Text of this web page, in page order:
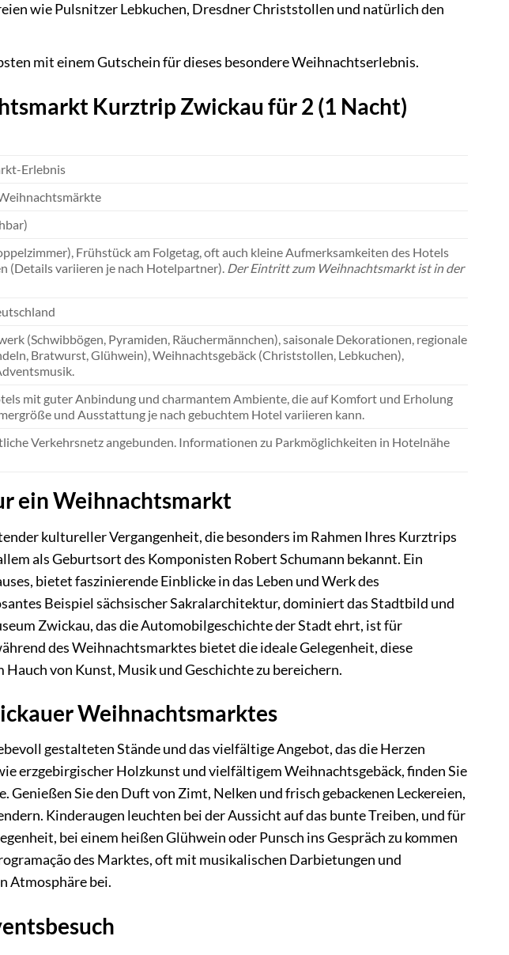
wie Pulsnitzer Lebkuchen, Dresdner Christstollen und natürlich den
mit einem Gutschein für dieses besondere Weihnachtserlebnis.
Kurztrip Zwickau für 2 (1 Nacht)
Erlebnis
Frühstück am Folgetag, oft auch kleine Aufmerksamkeiten des Hotels
(Details variieren je nach Hotelpartner). Der Eintritt zum Weihnachtsmarkt ist in der
(Schwibbögen, Pyramiden, Räuchermännchen), saisonale Dekorationen, regionale
Bratwurst, Glühwein), Weihnachtsgebäck (Christstollen, Lebkuchen),
mit guter Anbindung und charmantem Ambiente, die auf Komfort und Erholung
und Ausstattung je nach gebuchtem Hotel variieren kann.
Verkehrsnetz angebunden. Informationen zu Parkmöglichkeiten in Hotelnähe
ein Weihnachtsmarkt
kultureller Vergangenheit, die besonders im Rahmen Ihres Kurztrips
als Geburtsort des Komponisten Robert Schumann bekannt. Ein
bietet faszinierende Einblicke in das Leben und Werk des
Beispiel sächsischer Sakralarchitektur, dominiert das Stadtbild und
Zwickau, das die Automobilgeschichte der Stadt ehrt, ist für
des Weihnachtsmarktes bietet die ideale Gelegenheit, diese
von Kunst, Musik und Geschichte zu bereichern.
Weihnachtsmarktes
gestalteten Stände und das vielfältige Angebot, das die Herzen
erzgebirgischer Holzkunst und vielfältigem Weihnachtsgebäck, finden Sie
Sie den Duft von Zimt, Nelken und frisch gebackenen Leckereien,
Kinderaugen leuchten bei der Aussicht auf das bunte Treiben, und für
bei einem heißen Glühwein oder Punsch ins Gespräch zu kommen
des Marktes, oft mit musikalischen Darbietungen und
Atmosphäre bei.